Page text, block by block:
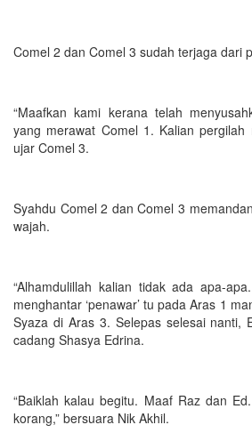
Comel 2 dan Comel 3 sudah terjaga dari
“Maafkan kami kerana telah
yang merawat Comel 1. Kalian pergilah
ujar Comel 3.
Syahdu Comel 2 dan Comel 3
wajah.
“Alhamdulillah kalian tidak ada apa-
menghantar ‘penawar’ tu pada Aras 1
Syaza di Aras 3. Selepas selesai nanti,
cadang Shasya Edrina.
“Baiklah kalau begitu. Maaf Raz dan
korang,” bersuara Nik Akhil.